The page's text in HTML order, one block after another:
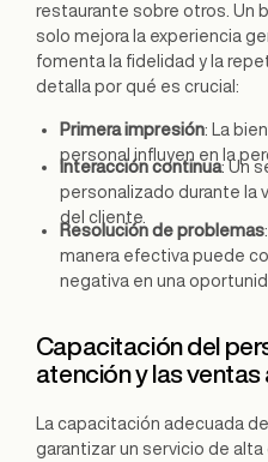
restaurante sobre otros. Un
solo mejora la experiencia
fomenta la fidelidad y la
detalla por qué es crucial:
Primera impresión: La
personal influyen en la
Interacción continua: Un
personalizado durante la
del cliente.
Resolución de problemas
manera efectiva puede
negativa en una
Capacitación del
atención y las
La capacitación adecuada
garantizar un servicio de alta